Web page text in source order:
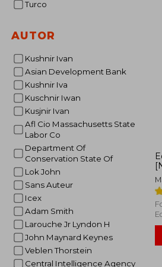
Turco
AUTOR
Kushnir Ivan
Asian Development Bank
Kushnir Iva
Kuschnir Iwan
Kusjnir Ivan
Afl Cio Massachusetts State
Labor Co
Department Of
Conservation State Of
Lok John
Sans Auteur
Icex
Adam Smith
Larouche Jr Lyndon H
John Maynard Keynes
Veblen Thorstein
Central Intelligence Agency